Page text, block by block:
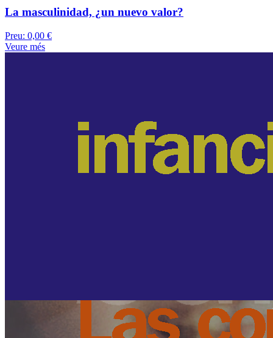
La masculinidad, ¿un nuevo valor?
Preu: 0,00 €
Veure més